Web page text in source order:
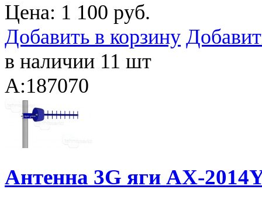
Цена: 1 100 руб.
Добавить в корзину
в наличии 11 шт
A:187070
Антенна 3G яги AX-